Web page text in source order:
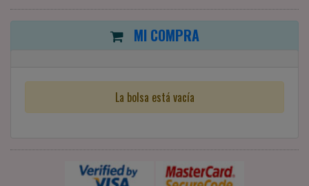
MI COMPRA
La bolsa está vacía